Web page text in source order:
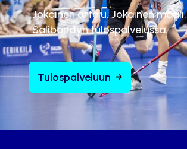
Jokainen ottelu. Jokainen maali.
Salibandyn tulospalvelussa.
Tulospalveluun